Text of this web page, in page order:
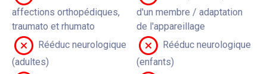
affections orthopédiques,
traumato et rhumato
d'un membre / adaptation
de l'appareillage
Rééduc neurologique
(adultes)
Rééduc neurologique
(enfants)